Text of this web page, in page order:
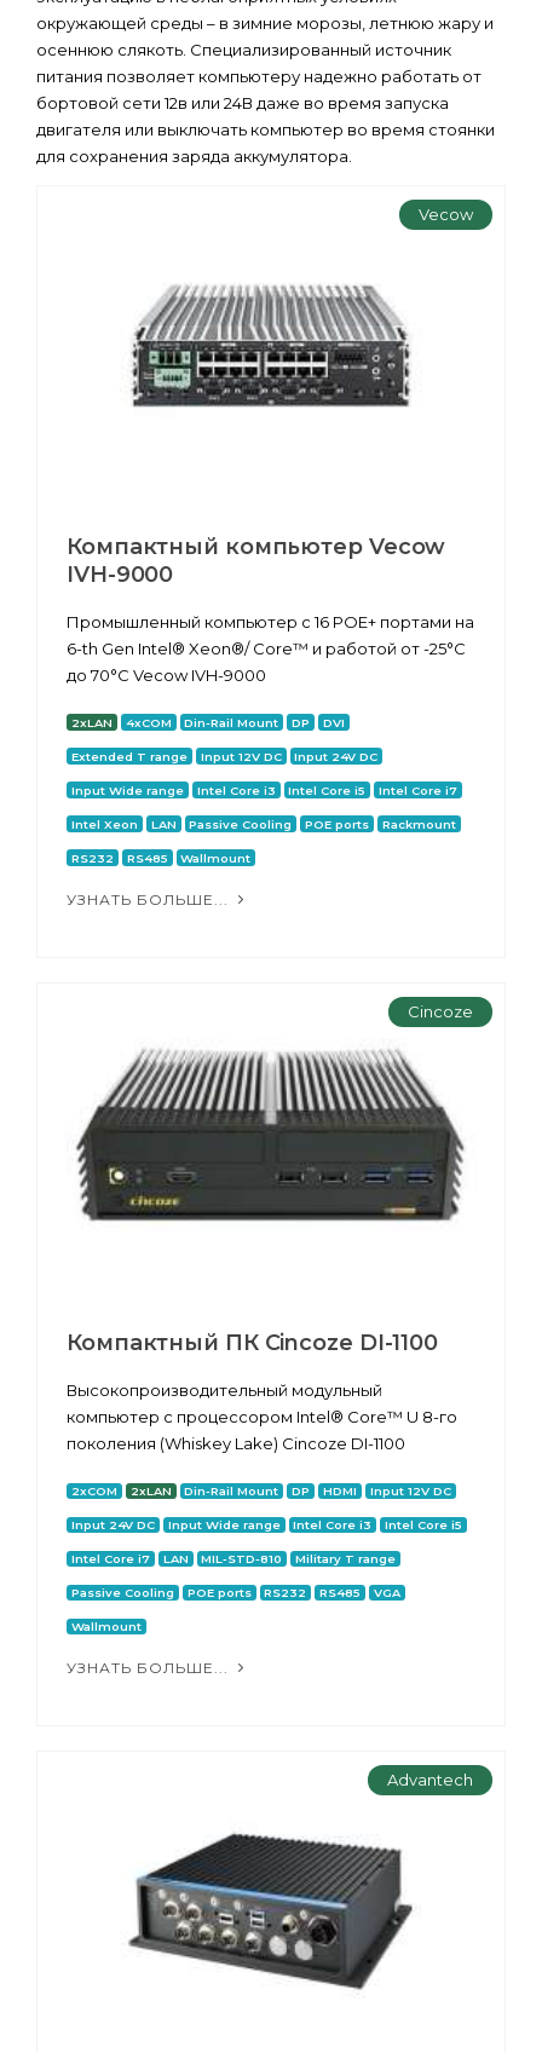
окружающей среды – в зимние морозы, летнюю жару и
осеннюю слякоть. Специализированный источник
питания позволяет компьютеру надежно работать от
бортовой сети 12в или 24В даже во время запуска
двигателя или выключать компьютер во время стоянки
для сохранения заряда аккумулятора.
Vecow
Компактный компьютер Vecow
IVH-9000
Промышленный компьютер с 16 POE+ портами на
6-th Gen Intel® Xeon®/ Core™ и работой от -25°C
до 70°C Vecow IVH-9000
2xLAN 4xCOM Din-Rail Mount DP DVI
Extended T range Input 12V DC Input 24V DC
Input Wide range Intel Core i3 Intel Core i5 Intel Core i7
Intel Xeon LAN Passive Cooling POE ports Rackmount
RS232 RS485 Wallmount
УЗНАТЬ БОЛЬШЕ...
Cincoze
Компактный ПК Cincoze DI-1100
Высокопроизводительный модульный
компьютер с процессором Intel® Core™ U 8-го
поколения (Whiskey Lake) Cincoze DI-1100
2xCOM 2xLAN Din-Rail Mount DP HDMI Input 12V DC
Input 24V DC Input Wide range Intel Core i3 Intel Core i5
Intel Core i7 LAN MIL-STD-810 Military T range
Passive Cooling POE ports RS232 RS485 VGA
Wallmount
УЗНАТЬ БОЛЬШЕ...
Advantech